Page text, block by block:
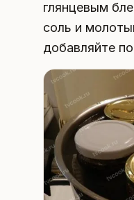
глянцевым
соль и
добавляйте